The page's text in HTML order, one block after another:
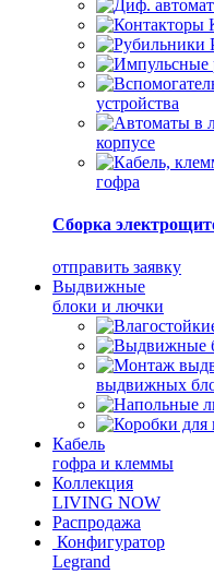
устройства
корпусе
гофра
Сборка
отправить заявку
Выдвижные
блоки и лючки
выдвижных
Кабель
гофра и клеммы
Коллекция
LIVING NOW
Распродажа
Конфигуратор
Legrand